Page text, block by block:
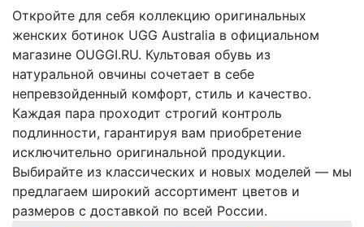
Откройте для себя коллекцию оригинальных
женских ботинок UGG Australia в официальном
магазине OUGGI.RU. Культовая обувь из
натуральной овчины сочетает в себе
непревзойденный комфорт, стиль и качество.
Каждая пара проходит строгий контроль
подлинности, гарантируя вам приобретение
исключительно оригинальной продукции.
Выбирайте из классических и новых моделей — мы
предлагаем широкий ассортимент цветов и
размеров с доставкой по всей России.